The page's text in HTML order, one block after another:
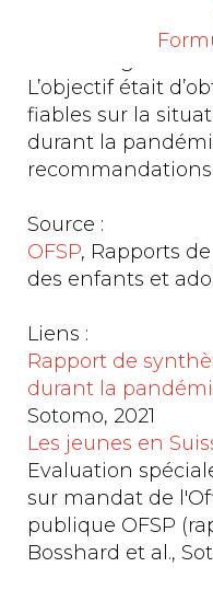
pandémie sur la
jeunes et sur
L’objectif était
fiables sur la
durant la
recommandations
Source :
OFSP, Rapports
des enfants et
Liens :
Rapport de
durant la
Sotomo, 2021
Les jeunes en
Evaluation
sur mandat de
publique OFSP
Bosshard et al.,